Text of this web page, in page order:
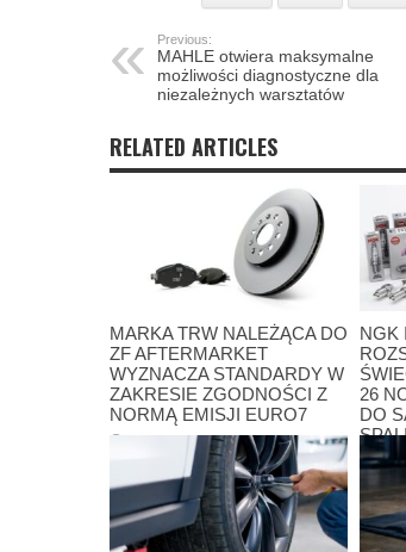
Previous:
MAHLE otwiera maksymalne
możliwości diagnostyczne dla
niezależnych warsztatów
RELATED ARTICLES
MARKA TRW NALEŻĄCA DO
ZF AFTERMARKET
WYZNACZA STANDARDY W
ZAKRESIE ZGODNOŚCI Z
NORMĄ EMISJI EURO7
17 lipca 2026
NGK
26
DO
13